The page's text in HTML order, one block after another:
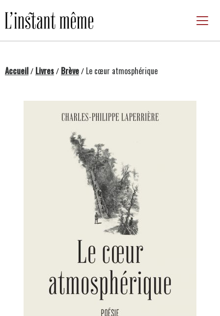
au
contenu
Accueil/ Livres/ Brève/ Le cœur atmosphérique